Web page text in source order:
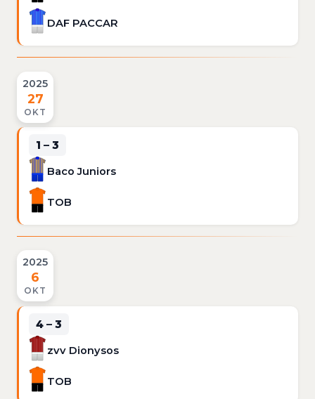
DAF PACCAR
2025
27
OKT
1 – 3
Baco Juniors
TOB
2025
6
OKT
4 – 3
zvv Dionysos
TOB